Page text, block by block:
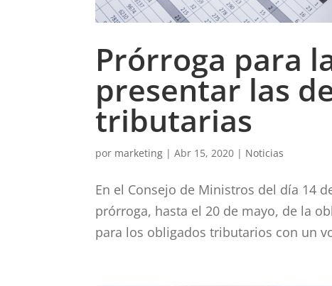
Prórroga para
presentar las
tributarias
por marketing |Abr 15, 2020 | Noticias
En el Consejo de Ministros del día 14
prórroga, hasta el 20 de mayo, de la
para los obligados tributarios con un